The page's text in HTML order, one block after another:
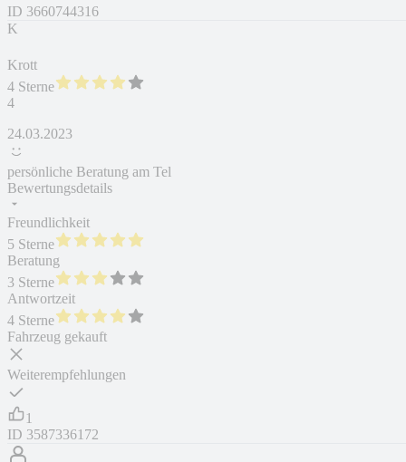
ID 3660744316
K
Krott
4 Sterne
4
24.03.2023
persönliche Beratung am Tel
Bewertungsdetails
Freundlichkeit
5 Sterne
Beratung
3 Sterne
Antwortzeit
4 Sterne
Fahrzeug gekauft
Weiterempfehlungen
1
ID 3587336172